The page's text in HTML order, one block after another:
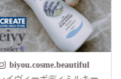
__aya812__